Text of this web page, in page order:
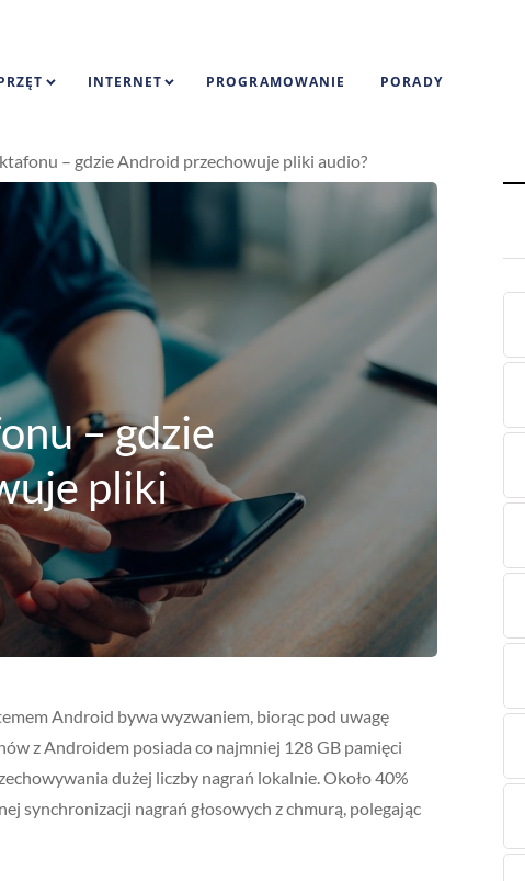
INTERNET PROGRAMOWANIE PORADY
– gdzie Android przechowuje pliki audio?
– gdzie
pliki
Android bywa wyzwaniem, biorąc pod uwagę
z Androidem posiada co najmniej 128 GB pamięci
dużej liczby nagrań lokalnie. Około 40%
synchronizacji nagrań głosowych z chmurą, polegając